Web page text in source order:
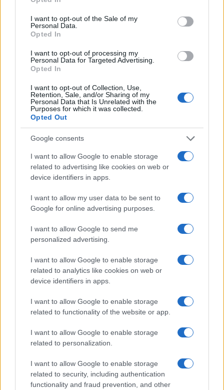
use your data for below specified purposes in below Google
consent section.
I want to opt-out of the Sale of my
Personal Data.
Opted In
I want to opt-out of processing my
Personal Data for Targeted Advertising.
Opted In
I want to opt-out of Collection, Use,
Retention, Sale, and/or Sharing of my
Personal Data that Is Unrelated with the
Purposes for which it was collected.
Opted Out
Google consents
I want to allow Google to enable storage
related to advertising like cookies on web or
device identifiers in apps.
I want to allow my user data to be sent to
Google for online advertising purposes.
I want to allow Google to send me
personalized advertising.
I want to allow Google to enable storage
related to analytics like cookies on web or
device identifiers in apps.
I want to allow Google to enable storage
related to functionality of the website or app.
I want to allow Google to enable storage
related to personalization.
I want to allow Google to enable storage
related to security, including authentication
functionality and fraud prevention, and other
a sembrarsemillas de sanación
en nuestras vidas
y en el mundo que nos rodea.0
Staff
Sigue leyendo
OTROS ANIMALES